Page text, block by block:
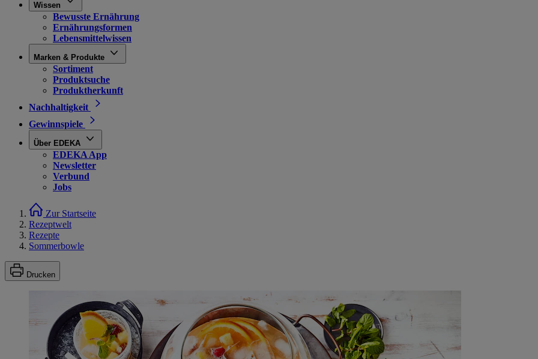
Wissen
Bewusste Ernährung
Ernährungsformen
Lebensmittelwissen
Marken & Produkte
Sortiment
Produktsuche
Produktherkunft
Nachhaltigkeit
Gewinnspiele
Über EDEKA
EDEKA App
Newsletter
Verbund
Jobs
Zur Startseite
Rezeptwelt
Rezepte
Sommerbowle
Drucken